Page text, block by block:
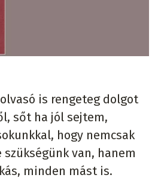
is rengeteg dolgot
sőt ha jól sejtem,
hogy nemcsak
van, hanem
minden mást is.